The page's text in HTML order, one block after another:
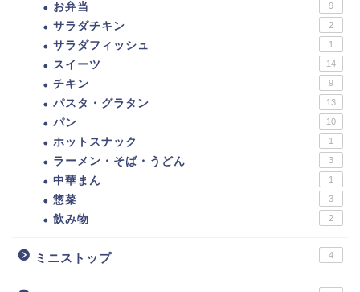
お弁当 9
サラダチキン 2
サラダフィッシュ 1
スイーツ 14
チキン 9
パスタ・グラタン 13
パン 10
ホットスナック 1
ラーメン・そば・うどん 3
中華まん 1
惣菜 3
飲み物 2
ミニストップ 4
ダイエットに！セブンイ
とめ。カロリーの低い食
べ物ランキング！